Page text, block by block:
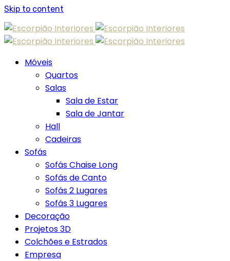
Skip to content
Móveis
Quartos
Salas
Sala de Estar
Sala de Jantar
Hall
Cadeiras
Sofás
Sofás Chaise Long
Sofás de Canto
Sofás 2 Lugares
Sofás 3 Lugares
Decoração
Projetos 3D
Colchões e Estrados
Empresa